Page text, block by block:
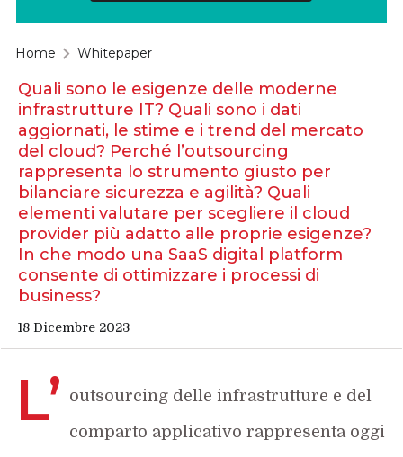
Home Whitepaper
Quali sono le esigenze delle moderne
infrastrutture IT? Quali sono i dati
aggiornati, le stime e i trend del mercato
del cloud? Perché l’outsourcing
rappresenta lo strumento giusto per
bilanciare sicurezza e agilità? Quali
elementi valutare per scegliere il cloud
provider più adatto alle proprie esigenze?
In che modo una SaaS digital platform
consente di ottimizzare i processi di
business?
18 Dicembre 2023
L’ outsourcing delle infrastrutture e del
comparto applicativo rappresenta oggi